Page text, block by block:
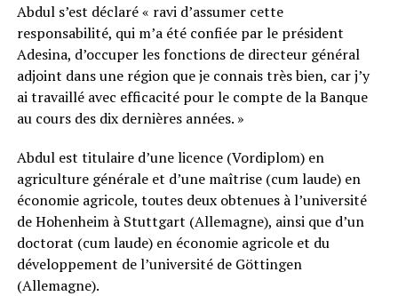
Abdul s’est déclaré « ravi d’assumer cette
responsabilité, qui m’a été confiée par le président
Adesina, d’occuper les fonctions de directeur général
adjoint dans une région que je connais très bien, car j’y
ai travaillé avec efficacité pour le compte de la Banque
au cours des dix dernières années. »
Abdul est titulaire d’une licence (Vordiplom) en
agriculture générale et d’une maîtrise (cum laude) en
économie agricole, toutes deux obtenues à l’université
de Hohenheim à Stuttgart (Allemagne), ainsi que d’un
doctorat (cum laude) en économie agricole et du
développement de l’université de Göttingen
(Allemagne).